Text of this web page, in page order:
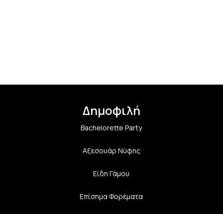
Δημοφιλή
Bachelorette Party
Αξεσουάρ Νύφης
Είδη Γάμου
Επίσημα Φορέματα